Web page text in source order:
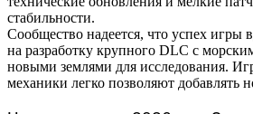
стабильности.
Сообщество надеется, что успех игры
на разработку крупного DLC с
новыми землями для исследования.
механики легко позволяют добавлять